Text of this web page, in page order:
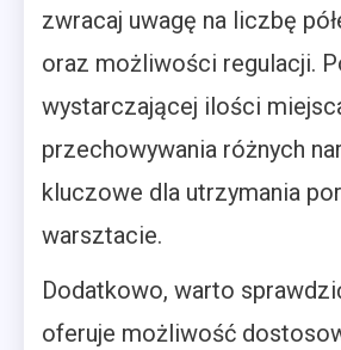
zwracaj uwagę na liczbę
oraz możliwości regulacji.
wystarczającej ilości
przechowywania różnych
kluczowe dla utrzymania
warsztacie.
Dodatkowo, warto
oferuje możliwość